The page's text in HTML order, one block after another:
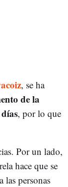
, se ha
de la
, por lo que
Por un lado,
hace que se
las personas